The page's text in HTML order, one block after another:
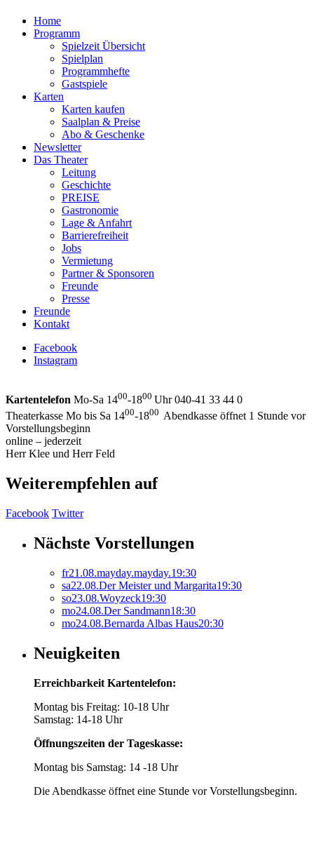
Home
Programm
Spielzeit Übersicht
Spielplan
Programmhefte
Gastspiele
Karten
Karten kaufen
Saalplan & Preise
Abo & Geschenke
Newsletter
Das Theater
Leitung
Geschichte
PREISE
Gastronomie
Lage & Anfahrt
Barrierefreiheit
Jobs
Vermietung
Partner & Sponsoren
Freunde
Presse
Freunde
Kontakt
Facebook
Instagram
Kartentelefon Mo-Sa 1400-1800 Uhr 040-41 33 44 0
Theaterkasse Mo bis Sa 1400-1800 Abendkasse öffnet 1 Stunde vor
Vorstellungsbeginn
online – jederzeit
Herr Klee und Herr Feld
Weiterempfehlen auf
Facebook Twitter
Nächste Vorstellungen
fr21.08.mayday.mayday.19:30
sa22.08.Der Meister und Margarita19:30
so23.08.Woyzeck19:30
mo24.08.Der Sandmann18:30
mo24.08.Bernarda Albas Haus20:30
Neuigkeiten
Erreichbarkeit Kartentelefon:
Montag bis Freitag: 10-18 Uhr
Samstag: 14-18 Uhr
Öffnungszeiten der Tageskasse:
Montag bis Samstag: 14 -18 Uhr
Die Abendkasse öffnet eine Stunde vor Vorstellungsbeginn.